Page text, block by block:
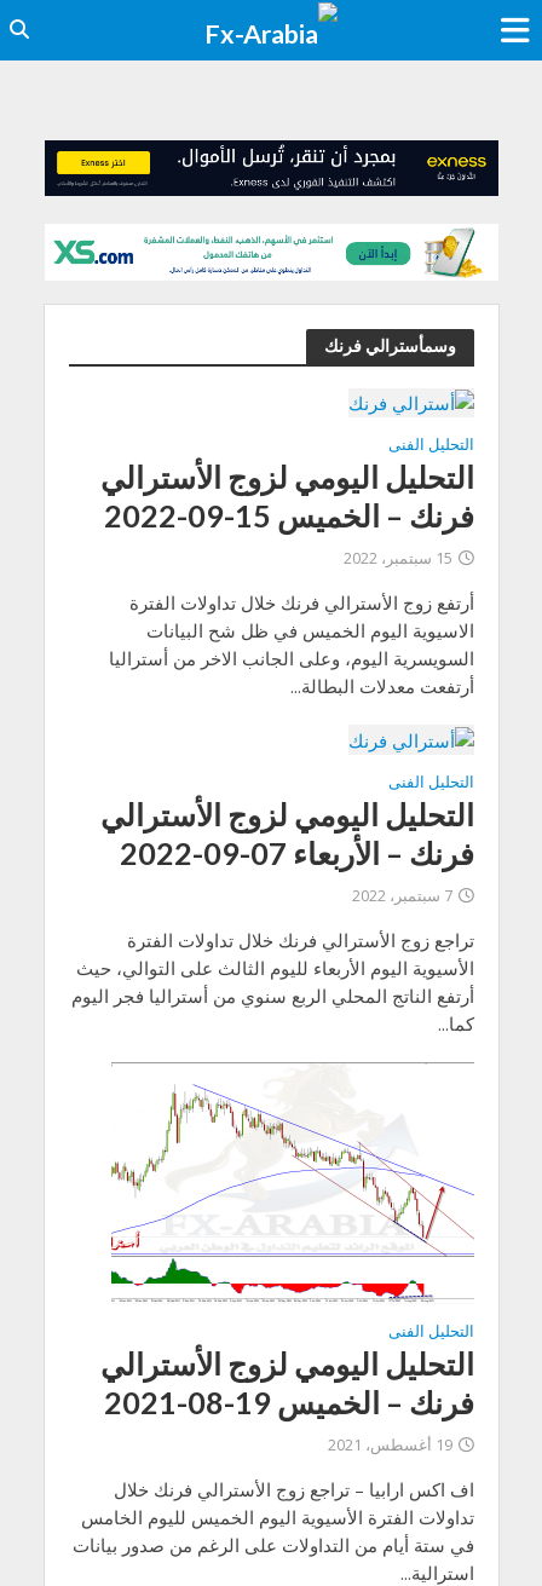
وسمأسترالي فرنك
التحليل الفنى
التحليل اليومي لزوج الأسترالي
فرنك – الخميس 15-09-2022
15 سبتمبر، 2022
أرتفع زوج الأسترالي فرنك خلال تداولات الفترة
الاسيوية اليوم الخميس في ظل شح البيانات
السويسرية اليوم، وعلى الجانب الاخر من أستراليا
أرتفعت معدلات البطالة...
التحليل الفنى
التحليل اليومي لزوج الأسترالي
فرنك – الأربعاء 07-09-2022
7 سبتمبر، 2022
تراجع زوج الأسترالي فرنك خلال تداولات الفترة
الأسيوية اليوم الأربعاء لليوم الثالث على التوالي، حيث
أرتفع الناتج المحلي الربع سنوي من أستراليا فجر اليوم
كما...
التحليل الفنى
التحليل اليومي لزوج الأسترالي
فرنك – الخميس 19-08-2021
19 أغسطس، 2021
اف اكس ارابيا – تراجع زوج الأسترالي فرنك خلال
تداولات الفترة الأسيوية اليوم الخميس لليوم الخامس
في ستة أيام من التداولات على الرغم من صدور بيانات
استرالية...